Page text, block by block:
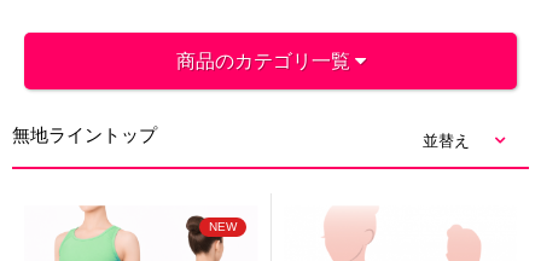
商品のカテゴリ一覧
無地ライントップ 並替え